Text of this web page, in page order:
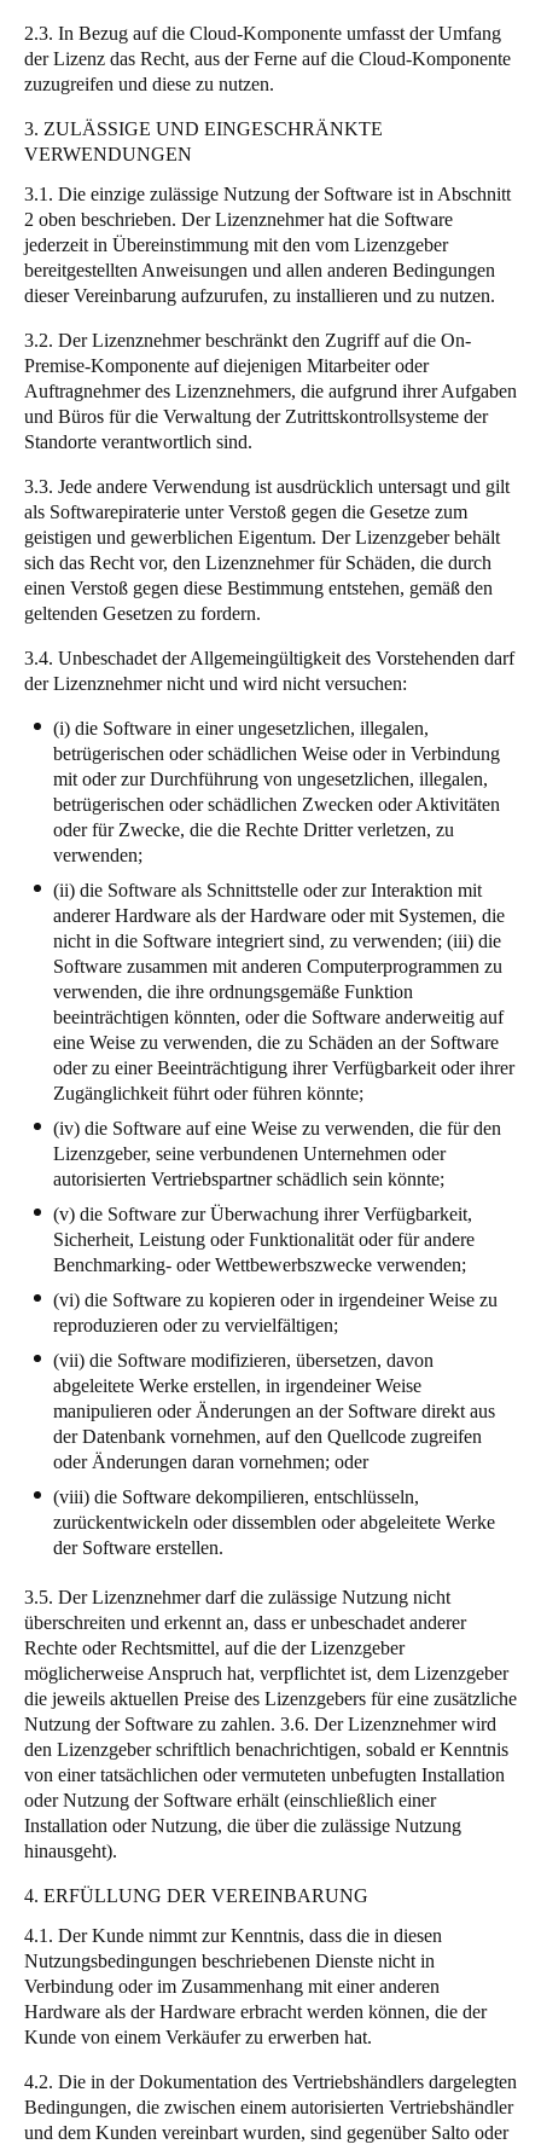
2.3. In Bezug auf die Cloud-Komponente umfasst der Umfang
der Lizenz das Recht, aus der Ferne auf die Cloud-Komponente
zuzugreifen und diese zu nutzen.
3. ZULÄSSIGE UND EINGESCHRÄNKTE
VERWENDUNGEN
3.1. Die einzige zulässige Nutzung der Software ist in Abschnitt
2 oben beschrieben. Der Lizenznehmer hat die Software
jederzeit in Übereinstimmung mit den vom Lizenzgeber
bereitgestellten Anweisungen und allen anderen Bedingungen
dieser Vereinbarung aufzurufen, zu installieren und zu nutzen.
3.2. Der Lizenznehmer beschränkt den Zugriff auf die On-
Premise-Komponente auf diejenigen Mitarbeiter oder
Auftragnehmer des Lizenznehmers, die aufgrund ihrer Aufgaben
und Büros für die Verwaltung der Zutrittskontrollsysteme der
Standorte verantwortlich sind.
3.3. Jede andere Verwendung ist ausdrücklich untersagt und gilt
als Softwarepiraterie unter Verstoß gegen die Gesetze zum
geistigen und gewerblichen Eigentum. Der Lizenzgeber behält
sich das Recht vor, den Lizenznehmer für Schäden, die durch
einen Verstoß gegen diese Bestimmung entstehen, gemäß den
geltenden Gesetzen zu fordern.
3.4. Unbeschadet der Allgemeingültigkeit des Vorstehenden darf
der Lizenznehmer nicht und wird nicht versuchen:
(i) die Software in einer ungesetzlichen, illegalen,
betrügerischen oder schädlichen Weise oder in Verbindung
mit oder zur Durchführung von ungesetzlichen, illegalen,
betrügerischen oder schädlichen Zwecken oder Aktivitäten
oder für Zwecke, die die Rechte Dritter verletzen, zu
verwenden;
(ii) die Software als Schnittstelle oder zur Interaktion mit
anderer Hardware als der Hardware oder mit Systemen, die
nicht in die Software integriert sind, zu verwenden; (iii) die
Software zusammen mit anderen Computerprogrammen zu
verwenden, die ihre ordnungsgemäße Funktion
beeinträchtigen könnten, oder die Software anderweitig auf
eine Weise zu verwenden, die zu Schäden an der Software
oder zu einer Beeinträchtigung ihrer Verfügbarkeit oder ihrer
Zugänglichkeit führt oder führen könnte;
(iv) die Software auf eine Weise zu verwenden, die für den
Lizenzgeber, seine verbundenen Unternehmen oder
autorisierten Vertriebspartner schädlich sein könnte;
(v) die Software zur Überwachung ihrer Verfügbarkeit,
Sicherheit, Leistung oder Funktionalität oder für andere
Benchmarking- oder Wettbewerbszwecke verwenden;
(vi) die Software zu kopieren oder in irgendeiner Weise zu
reproduzieren oder zu vervielfältigen;
(vii) die Software modifizieren, übersetzen, davon
abgeleitete Werke erstellen, in irgendeiner Weise
manipulieren oder Änderungen an der Software direkt aus
der Datenbank vornehmen, auf den Quellcode zugreifen
oder Änderungen daran vornehmen; oder
(viii) die Software dekompilieren, entschlüsseln,
zurückentwickeln oder dissemblen oder abgeleitete Werke
der Software erstellen.
3.5. Der Lizenznehmer darf die zulässige Nutzung nicht
überschreiten und erkennt an, dass er unbeschadet anderer
Rechte oder Rechtsmittel, auf die der Lizenzgeber
möglicherweise Anspruch hat, verpflichtet ist, dem Lizenzgeber
die jeweils aktuellen Preise des Lizenzgebers für eine zusätzliche
Nutzung der Software zu zahlen. 3.6. Der Lizenznehmer wird
den Lizenzgeber schriftlich benachrichtigen, sobald er Kenntnis
von einer tatsächlichen oder vermuteten unbefugten Installation
oder Nutzung der Software erhält (einschließlich einer
Installation oder Nutzung, die über die zulässige Nutzung
hinausgeht).
4. ERFÜLLUNG DER VEREINBARUNG
4.1. Der Kunde nimmt zur Kenntnis, dass die in diesen
Nutzungsbedingungen beschriebenen Dienste nicht in
Verbindung oder im Zusammenhang mit einer anderen
Hardware als der Hardware erbracht werden können, die der
Kunde von einem Verkäufer zu erwerben hat.
4.2. Die in der Dokumentation des Vertriebshändlers dargelegten
Bedingungen, die zwischen einem autorisierten Vertriebshändler
und dem Kunden vereinbart wurden, sind gegenüber Salto oder